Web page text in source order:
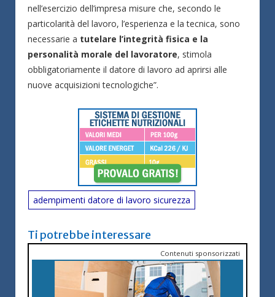
nell’esercizio dell’impresa misure che, secondo le
particolarità del lavoro, l’esperienza e la tecnica, sono
necessarie a tutelare l’integrità fisica e la
personalità morale del lavoratore, stimola
obbligatoriamente il datore di lavoro ad aprirsi alle
nuove acquisizioni tecnologiche”.
adempimenti datore di lavoro sicurezza
Ti potrebbe interessare
Contenuti sponsorizzati